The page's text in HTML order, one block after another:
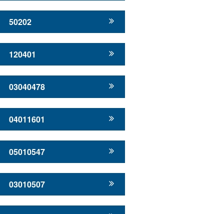
50202
120401
03040478
04011601
05010547
03010507